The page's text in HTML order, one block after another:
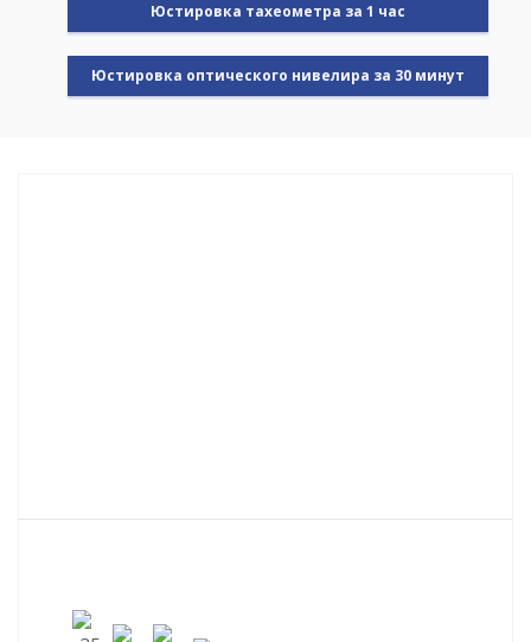
Юстировка тахеометра за 1 час
Юстировка оптического нивелира за 30 минут